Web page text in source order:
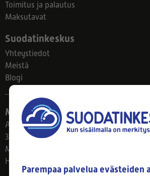
Toimitus ja palautus
Maksutavat
Suodatinkeskus
Yhteystiedot
Meistä
Blogi
Myymälä
Ahlmanintie 61
33800 Tampere
Ma–Pe 8–17
Huom! Myymälän poikkeusaukiolot:
Parempaa palvelua evästeiden